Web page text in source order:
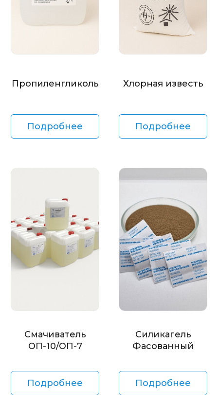
Пропиленгликоль
Подробнее
Хлорная известь
Подробнее
Смачиватель
ОП-10/ОП-7
Подробнее
Силикагель
Фасованный
Подробнее